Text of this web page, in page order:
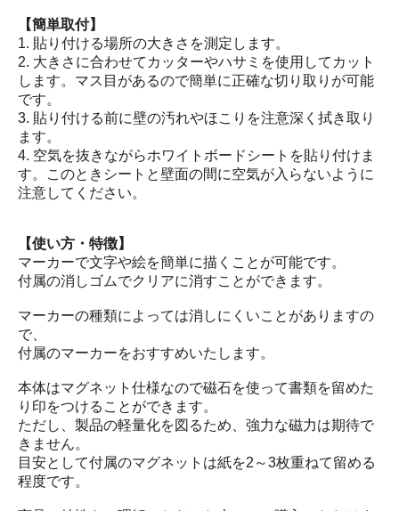
【簡単取付】
1. 貼り付ける場所の大きさを測定します。
2. 大きさに合わせてカッターやハサミを使用してカット
します。マス目があるので簡単に正確な切り取りが可能
です。
3. 貼り付ける前に壁の汚れやほこりを注意深く拭き取り
ます。
4. 空気を抜きながらホワイトボードシートを貼り付けま
す。このときシートと壁面の間に空気が入らないように
注意してください。
【使い方・特徴】
マーカーで文字や絵を簡単に描くことが可能です。
付属の消しゴムでクリアに消すことができます。
マーカーの種類によっては消しにくいことがありますの
で、
付属のマーカーをおすすめいたします。
本体はマグネット仕様なので磁石を使って書類を留めた
り印をつけることができます。
ただし、製品の軽量化を図るため、強力な磁力は期待で
きません。
目安として付属のマグネットは紙を2～3枚重ねて留める
程度です。